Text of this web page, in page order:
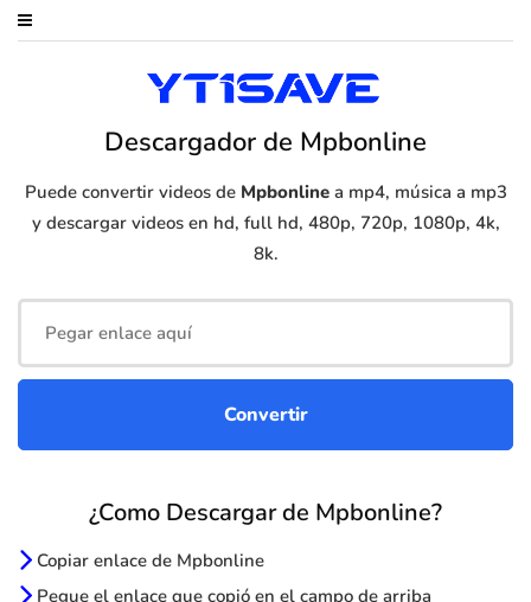
Descargador de Mpbonline
Puede convertir videos de Mpbonlinea mp4, música a mp3
y descargar videos en hd, full hd, 480p, 720p, 1080p, 4k,
8k.
¿Como Descargar de Mpbonline?
Copiar enlace de Mpbonline
Pegue el enlace que copió en el campo de arriba